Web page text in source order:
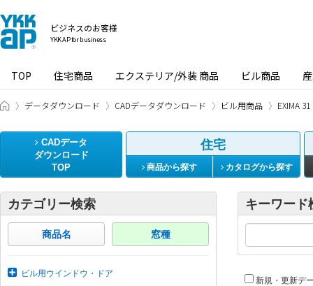
ビジネスのお客様
YKK AP for business
TOP 住宅商品 エクステリア/外装 商品 ビル商品
ビジネスのお客様 HOME
データダウンロード CADデータダウンロード ビル用商品 EXIMA
CADデータ
ダウンロード
TOP
住宅
商品から探す カタログから探す
カテゴリー検索
商品名 窓種
ビル用ウインドウ・ドア
キーワード
新規・更新デ